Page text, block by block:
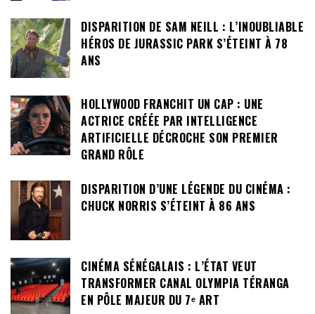
DISPARITION DE SAM NEILL : L’INOUBLIABLE
HÉROS DE JURASSIC PARK S’ÉTEINT À 78
ANS
HOLLYWOOD FRANCHIT UN CAP : UNE
ACTRICE CRÉÉE PAR INTELLIGENCE
ARTIFICIELLE DÉCROCHE SON PREMIER
GRAND RÔLE
DISPARITION D’UNE LÉGENDE DU CINÉMA :
CHUCK NORRIS S’ÉTEINT À 86 ANS
CINÉMA SÉNÉGALAIS : L’ÉTAT VEUT
TRANSFORMER CANAL OLYMPIA TÉRANGA
EN PÔLE MAJEUR DU 7ᵉ ART